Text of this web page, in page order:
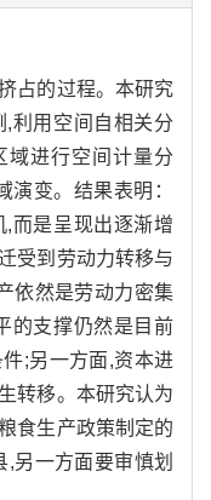
占的过程。本研究
利用空间自相关分
域进行空间计量分
变。结果表明：
而是呈现出逐渐增
受到劳动力转移与
依然是劳动力密集
的支撑仍然是目前
;另一方面,资本进
转移。本研究认为
食生产政策制定的
另一方面要审慎划